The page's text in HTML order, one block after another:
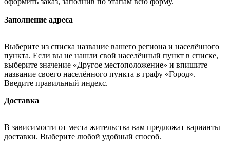
Заполнение адреса
Выберите из списка название вашего региона и населённого
пункта. Если вы не нашли свой населённый пункт в списке,
выберите значение «Другое местоположение» и впишите
название своего населённого пункта в графу «Город».
Введите правильный индекс.
Доставка
В зависимости от места жительства вам предложат варианты
доставки. Выберите любой удобный способ.